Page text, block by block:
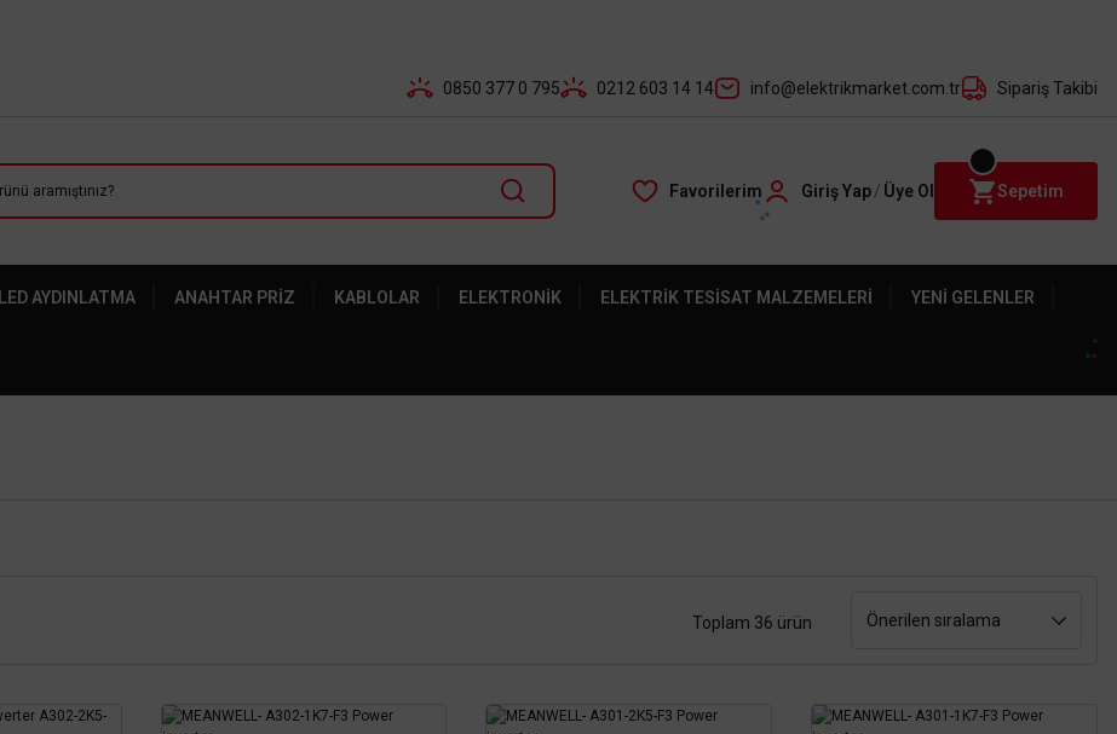
0850 377 0 795 0212 603 14 14 info@elektrikmarket.com.tr Sipariş Takibi
Favorilerim Giriş Yap/ Üye Ol Sepetim
LED AYDINLATMA ANAHTAR PRIZ KABLOLAR ELEKTRONIK ELEKTRIK TESISAT MALZEMELERI YENI GELENLER
Toplam 36 ürün